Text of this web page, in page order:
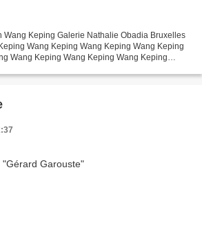
Wang Keping Galerie Nathalie Obadia Bruxelles
Wang Keping Wang Keping Wang Keping
Wang Keping Wang Keping Wang Keping